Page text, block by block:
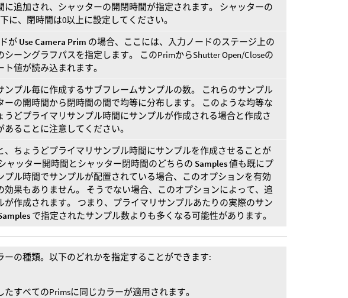
に追加され、シャッターの開閉時間が指定されます。 シャッターの
に、閉時間は0以上に設定してください。
が Use Camera Prim の場合、ここには、入力ノードのステージ上の
シーングラフパスを指定します。 このPrimからShutter Open/Closeの
ト値が読み込まれます。
ンプル毎に作成するサブフレームサンプルの数。 これらのサンプル
ーの開時間から閉時間の間で均等に分布します。 このような均等な
うどプライマリサンプル時間にサンプルが作成される場合と作成さ
あることに注意してください。
、ちょうどプライマリサンプル時間にサンプルを作成させることが
ャッター開時間とシャッター閉時間のどちらの Samples値も既にプ
プル時間でサンプルが配置されている場合、このオプションを有効
効果もありません。 そうでない場合、このオプションによって、追
が作成されます。 つまり、プライマリサンプルあたりの実際のサン
で指定されたサンプル数よりも多くなる可能性があります。
ーの種類。以下のどれかを指定することができます:
たすべてのPrimsに同じカラーが適用されます。